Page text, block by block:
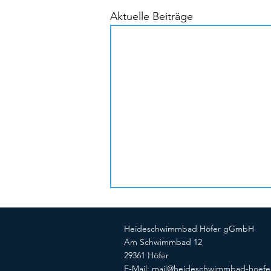
Aktuelle Beiträge
Heideschwimmbad Höfer gGmbH
Am Schwimmbad 12
29361 Höfer
E-Mail: mail@heideschwimmbad-